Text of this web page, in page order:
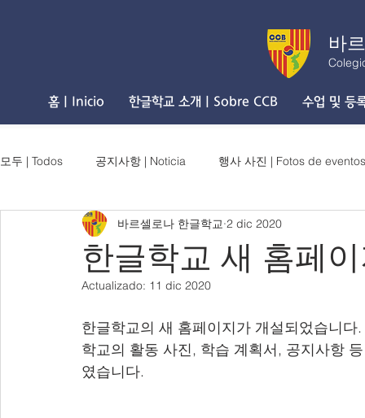
바
홈 | Inicio 한글학교 소개 | Sobre CCB 수업 및 등
모두 | Todos 공지사항 | Noticia 행사 사진 | Fotos de eventos
한글학교 새 홈페
바르셀로나 한글학교 2 dic 2020
Actualizado: 11 dic 2020
한글학교의 새 홈페이지가 개설되었습니다.
학교의 활동 사진, 학습 계획서, 공지사항
였습니다.